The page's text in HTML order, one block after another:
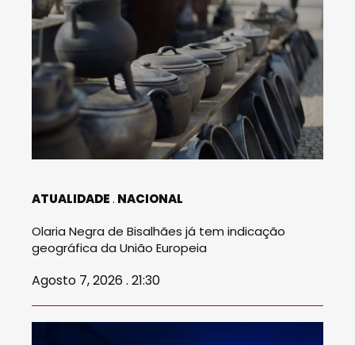
ATUALIDADE NACIONAL
Olaria Negra de Bisalhães já tem indicação
geográfica da União Europeia
Agosto 7, 2026 . 21:30